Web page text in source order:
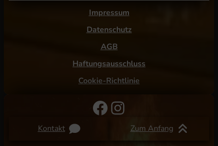
Impressum
Datenschutz
AGB
Haftungsausschluss
Cookie-Richtlinie
Facebook
Instagram
Kontakt Zum Anfang